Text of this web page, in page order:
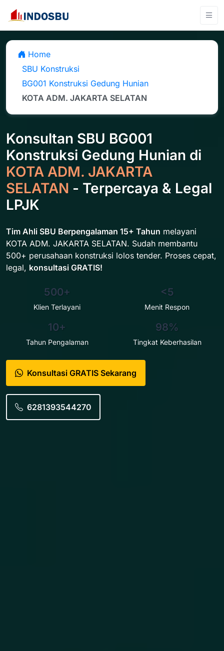
Home
SBU Konstruksi
BG001 Konstruksi Gedung Hunian
KOTA ADM. JAKARTA SELATAN
Konsultan SBU BG001
Konstruksi Gedung Hunian di
KOTA ADM. JAKARTA
SELATAN - Terpercaya & Legal
LPJK
Tim Ahli SBU Berpengalaman 15+ Tahun melayani
KOTA ADM. JAKARTA SELATAN. Sudah membantu
500+ perusahaan konstruksi lolos tender. Proses cepat,
legal, konsultasi GRATIS!
500+
Klien Terlayani
<5
Menit Respon
10+
Tahun Pengalaman
98%
Tingkat Keberhasilan
Konsultasi GRATIS Sekarang
6281393544270